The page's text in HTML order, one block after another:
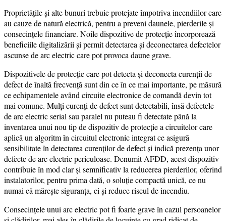
Proprietățile și alte bunuri trebuie protejate împotriva incendiilor care
au cauze de natură electrică, pentru a preveni daunele, pierderile și
consecințele financiare. Noile dispozitive de protecție încorporează
beneficiile digitalizării și permit detectarea și deconectarea defectelor
ascunse de arc electric care pot provoca daune grave.
Dispozitivele de protecție care pot detecta și deconecta curenții de
defect de înaltă frecvență sunt din ce în ce mai importante, pe măsură
ce echipamentele având circuite electronice de comandă devin tot
mai comune. Mulți curenți de defect sunt detectabili, însă defectele
de arc electric serial sau paralel nu puteau fi detectate până la
inventarea unui nou tip de dispozitiv de protecție a circuitelor care
aplică un algoritm în circuitul electronic integrat ce asigură
sensibilitate în detectarea curenților de defect și indică prezența unor
defecte de arc electric periculoase. Denumit AFDD, acest dispozitiv
contribuie în mod clar și semnificativ la reducerea pierderilor, oferind
instalatorilor, pentru prima dată, o soluție compactă unică, ce nu
numai că mărește siguranța, ci și reduce riscul de incendiu.
Consecințele unui arc electric pot fi foarte grave în cazul persoanelor